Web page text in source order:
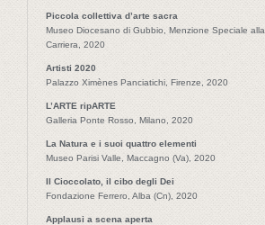
Piccola collettiva d’arte sacra
Museo Diocesano di Gubbio, Menzione Speciale alla
Carriera, 2020
Artisti 2020
Palazzo Ximènes Panciatichi, Firenze, 2020
L’ARTE ripARTE
Galleria Ponte Rosso, Milano, 2020
La Natura e i suoi quattro elementi
Museo Parisi Valle, Maccagno (Va), 2020
Il Cioccolato, il cibo degli Dei
Fondazione Ferrero, Alba (Cn), 2020
Applausi a scena aperta